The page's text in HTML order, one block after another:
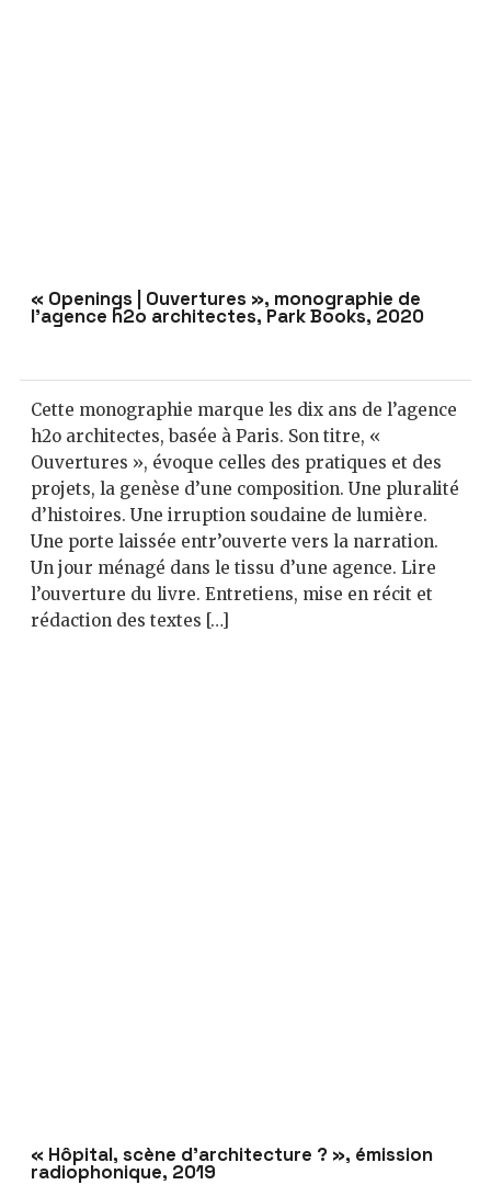
« Openings | Ouvertures », monographie de
l’agence h2o architectes, Park Books, 2020
Cette monographie marque les dix ans de l’agence
h2o architectes, basée à Paris. Son titre, «
Ouvertures », évoque celles des pratiques et des
projets, la genèse d’une composition. Une pluralité
d’histoires. Une irruption soudaine de lumière.
Une porte laissée entr’ouverte vers la narration.
Un jour ménagé dans le tissu d’une agence. Lire
l’ouverture du livre. Entretiens, mise en récit et
rédaction des textes […]
« Hôpital, scène d’architecture ? », émission
radiophonique, 2019